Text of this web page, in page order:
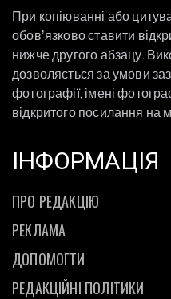
При копіюванні або
обовʼязково ставити
нижче другого абзацу.
дозволяється за умови
фотографії, імені
відкритого посилання на
ІНФОРМАЦІЯ
ПРО РЕДАКЦІЮ
РЕКЛАМА
ДОПОМОГТИ
РЕДАКЦІЙНІ ПОЛІТИКИ